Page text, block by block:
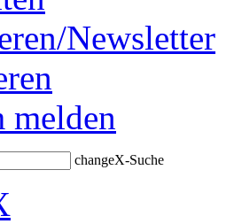
Newsletter
melden
changeX-Suche